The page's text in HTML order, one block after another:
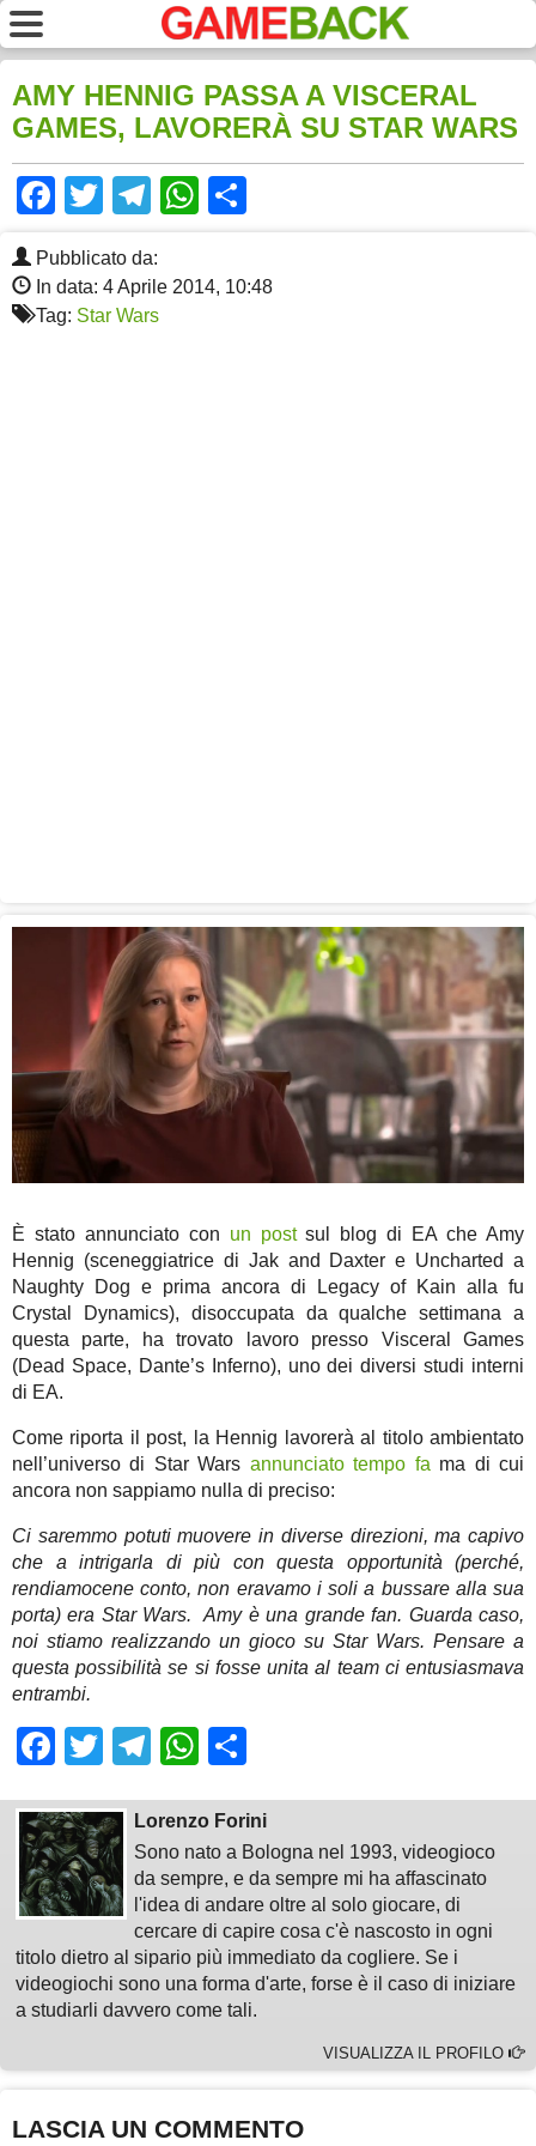
AMY HENNIG PASSA A VISCERAL
GAMES, LAVORERÀ SU STAR WARS
Facebook
TwitterTelegram
WhatsApp
Pubblicato da:
In data: 4 Aprile 2014, 10:48
Tag: Star Wars
È stato annunciato con un postsul blog di EA che Amy
Hennig (sceneggiatrice di Jak and Daxter e Uncharted a
Naughty Dog e prima ancora di Legacy of Kain alla fu
Crystal Dynamics), disoccupata da qualche settimana a
questa parte, ha trovato lavoro presso Visceral Games
(Dead Space, Dante’s Inferno), uno dei diversi studi interni
di EA.
Come riporta il post, la Hennig lavorerà al titolo ambientato
nell’universo di Star Wars annunciato tempo fa ma di cui
ancora non sappiamo nulla di preciso:
Ci saremmo potuti muovere in diverse direzioni, ma capivo
che a intrigarla di più con questa opportunità (perché,
rendiamocene conto, non eravamo i soli a bussare alla sua
porta) era Star Wars. Amy è una grande fan. Guarda caso,
noi stiamo realizzando un gioco su Star Wars. Pensare a
questa possibilità se si fosse unita al team ci entusiasmava
entrambi.
Facebook
TwitterTelegram
WhatsApp
Lorenzo Forini
Sono nato a Bologna nel 1993, videogioco
da sempre, e da sempre mi ha affascinato
l'idea di andare oltre al solo giocare, di
cercare di capire cosa c'è nascosto in ogni
titolo dietro al sipario più immediato da cogliere. Se i
videogiochi sono una forma d'arte, forse è il caso di iniziare
a studiarli davvero come tali.
VISUALIZZA IL PROFILO
LASCIA UN COMMENTO